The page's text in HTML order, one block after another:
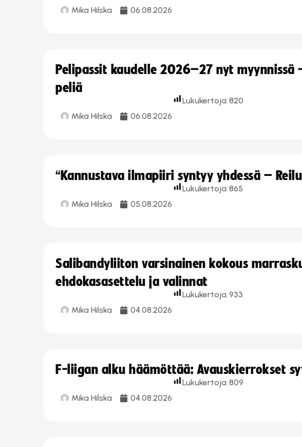
Mika Hilska 06.08.2026
Pelipassit kaudelle 2026–27 nyt myynnissä
peliä
Mika Hilska 06.08.2026
Lukukertoja:820
“Kannustava ilmapiiri syntyy yhdessä –
Mika Hilska 05.08.2026
Lukukertoja:865
Salibandyliiton varsinainen kokous
ehdokasasettelu ja valinnat
Mika Hilska 04.08.2026
Lukukertoja:933
F-liigan alku häämöttää: Avauskierrokset
Mika Hilska 04.08.2026
Lukukertoja:809